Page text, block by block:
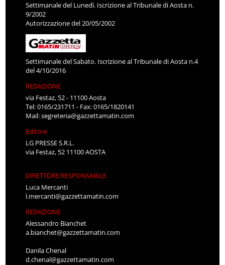
Settimanale del Lunedì. Iscrizione al Tribunale di Aosta n.
9/2002
Autorizzazione del 20/05/2002
Settimanale del Sabato. Iscrizione al Tribunale di Aosta n.4
del 4/10/2016
REDAZIONE
via Festaz, 52 - 11100 Aosta
Tel: 0165/231711 - Fax: 0165/1820141
Mail:segreteria@gazzettamatin.com
Editore
LG PRESSE S.R.L.
via Festaz, 52 11100 AOSTA
DIRETTORE RESPONSABILE
Luca Mercanti
l.mercanti@gazzettamatin.com
REDAZIONE
Alessandro Bianchet
a.bianchet@gazzettamatin.com
Danila Chenal
d.chenal@gazzettamatin.com